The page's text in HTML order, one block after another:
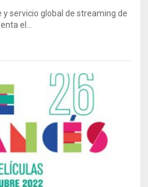
y servicio global de streaming de
el…